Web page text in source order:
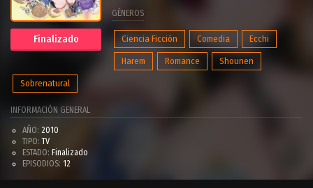
Finalizado
GÉNEROS
Ciencia Ficción Comedia Ecchi
Harem Romance Shounen
Sobrenatural
INFORMACIÓN GENERAL
AÑO: 2010
TIPO: TV
ESTADO: Finalizado
EPISODIOS: 12